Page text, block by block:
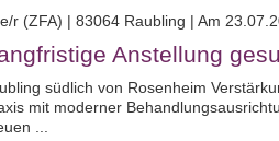
r (ZFA) | 83064 Raubling | Am
Anstellung
südlich von Rosenheim
mit moderner
...